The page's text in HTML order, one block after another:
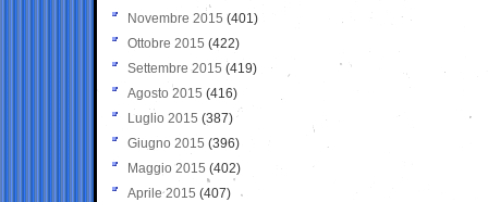
Novembre 2015 (401)
Ottobre 2015 (422)
Settembre 2015 (419)
Agosto 2015 (416)
Luglio 2015 (387)
Giugno 2015 (396)
Maggio 2015 (402)
Aprile 2015 (407)